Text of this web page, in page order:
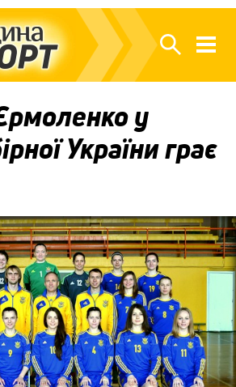
у
України грає